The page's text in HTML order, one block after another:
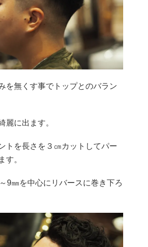
を無くす事でトップとのバラン
麗に出ます。
トを長さを３㎝カットしてパー
す。
9㎜を中心にリバースに巻き下ろ